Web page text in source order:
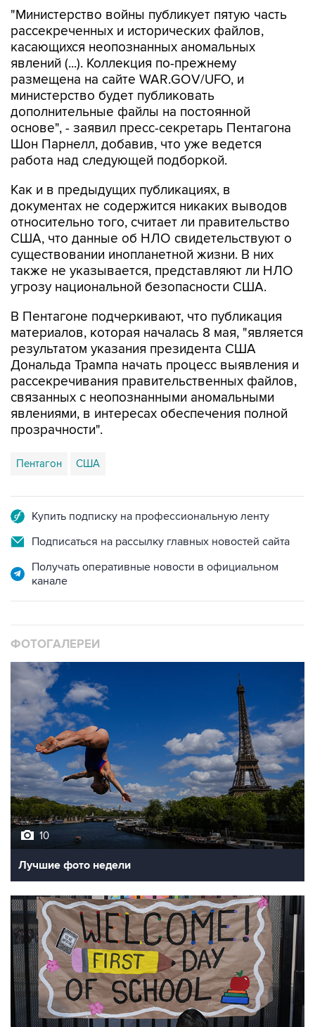
касающихся неопознанных аномальных
явлений (...). Коллекция по-прежнему
размещена на сайте WAR.GOV/UFO, и
министерство будет публиковать
дополнительные файлы на постоянной
основе", - заявил пресс-секретарь Пентагона
Шон Парнелл, добавив, что уже ведется
работа над следующей подборкой.
Как и в предыдущих публикациях, в
относительно того, считает ли правительство
США, что данные об НЛО свидетельствуют о
существовании инопланетной жизни. В них
также не указывается, представляют ли НЛО
угрозу национальной безопасности США.
В Пентагоне подчеркивают, что публикация
результатом указания президента США
Дональда Трампа начать процесс выявления и
рассекречивания правительственных файлов,
связанных с неопознанными аномальными
явлениями, в интересах обеспечения полной
прозрачности".
Пентагон США
Подписаться на рассылку главных новостей сайта
Получать оперативные новости в официальном
10
Лучшие фото недели